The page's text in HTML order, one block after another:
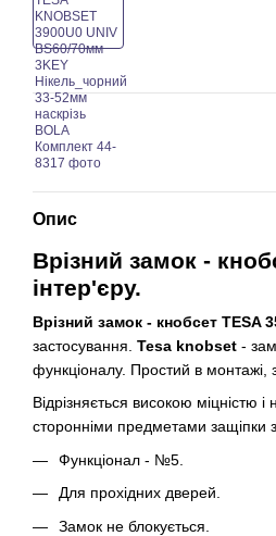
Опис
Врізний замок -
інтер'єру.
Врізний замок - кнобсет TESA
застосування. Tesa knobset -
функціоналу. Простий в монтажі,
Відрізняється високою
сторонніми предметами защіпки
Функціонал - №5.
Для прохідних дверей.
Замок не блокується.